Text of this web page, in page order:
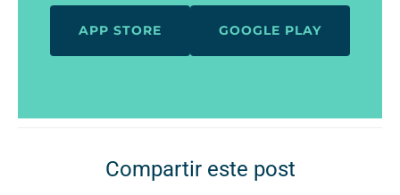
APP STORE GOOGLE PLAY
Compartir este post